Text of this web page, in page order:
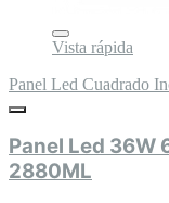
Vista rápida
Panel Led Cuadrado
Panel Led
2880ML